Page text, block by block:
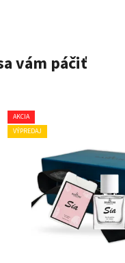
vám páčiť
AKCIA
VÝPREDAJ